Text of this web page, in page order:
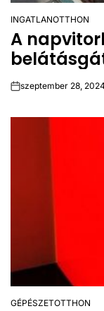
POSTED
IN
INGATLANOTTHON
A
onszeptember 28, 2024
POSTED
GÉPÉSZETOTTHON